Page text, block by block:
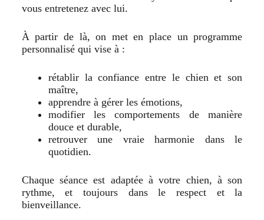
vous entretenez avec lui.
À partir de là, on met en place un programme
personnalisé qui vise à :
rétablir la confiance entre le chien et son
maître,
apprendre à gérer les émotions,
modifier les comportements de manière
douce et durable,
retrouver une vraie harmonie dans le
quotidien.
Chaque séance est adaptée à votre chien, à son
rythme, et toujours dans le respect et la
bienveillance.